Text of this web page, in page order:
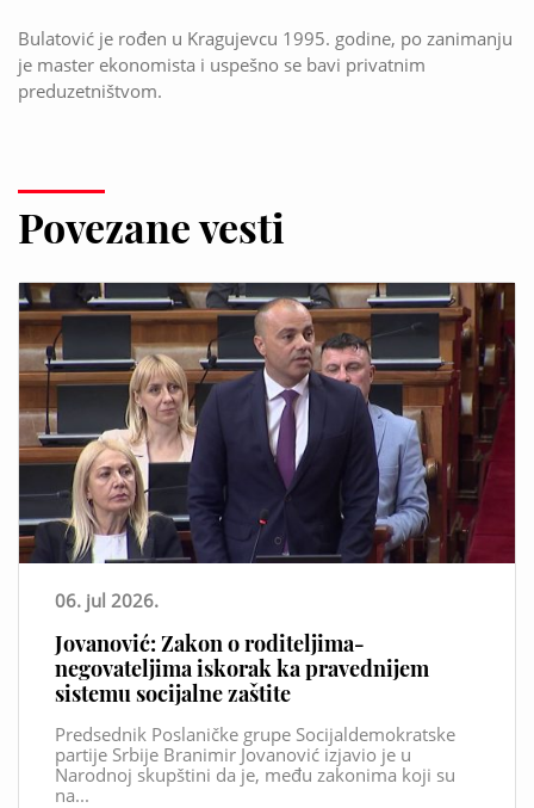
Bulatović je rođen u Kragujevcu 1995. godine, po zanimanju
je master ekonomista i uspešno se bavi privatnim
preduzetništvom.
Povezane vesti
06. jul 2026.
Jovanović: Zakon o roditeljima-
negovateljima iskorak ka pravednijem
sistemu socijalne zaštite
Predsednik Poslaničke grupe Socijaldemokratske
partije Srbije Branimir Jovanović izjavio je u
Narodnoj skupštini da je, među zakonima koji su
na...